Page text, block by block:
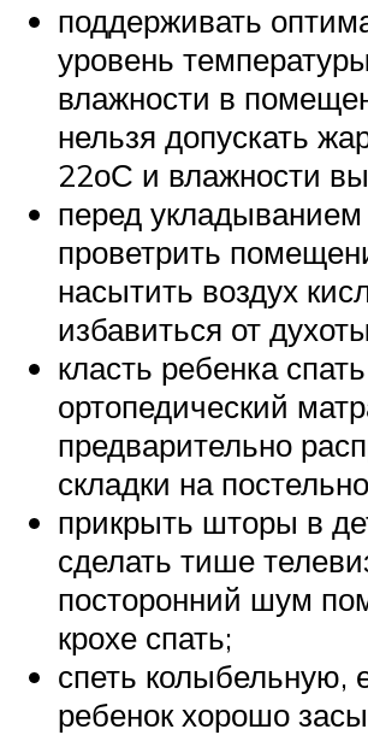
поддерживать
уровень
влажности в
нельзя допускать
22оС и влажности
перед укладыванием
проветрить
насытить воздух
избавиться от
класть ребенка
ортопедический
предварительно
складки на
прикрыть шторы в
сделать тише
посторонний шум
крохе спать;
спеть колыбельную,
ребенок хорошо